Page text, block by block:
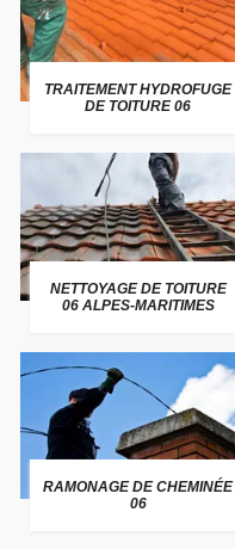
TRAITEMENT HYDROFUGE
DE TOITURE 06
NETTOYAGE DE TOITURE
06 ALPES-MARITIMES
RAMONAGE DE CHEMINÉE
06